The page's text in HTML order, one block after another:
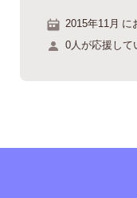
2015年11月 に
0人が応援して